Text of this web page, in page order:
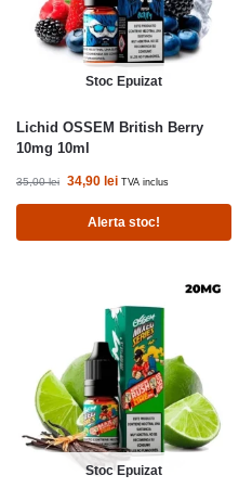
Stoc Epuizat
Lichid OSSEM British Berry
10mg 10ml
35,00lei 34,90 lei TVA inclus
Alerta stoc!
Stoc Epuizat